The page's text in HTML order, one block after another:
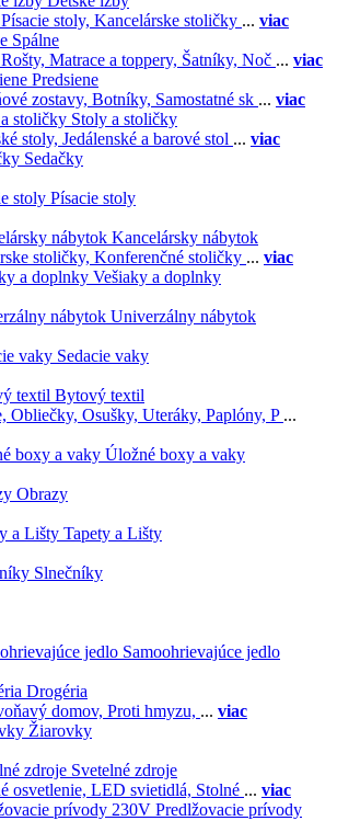
Písacie stoly, Kancelárske stoličky ... viac
Spálne
Rošty, Matrace a toppery, Šatníky, Noč ... viac
Predsiene
zostavy, Botníky, Samostatné sk ... viac
Stoly a stoličky
stoly, Jedálenské a barové stol ... viac
Sedačky
Písacie stoly
Kancelársky nábytok
stoličky, Konferenčné stoličky ... viac
Vešiaky a doplnky
Univerzálny nábytok
Sedacie vaky
Bytový textil
Obliečky, Osušky, Uteráky, Paplóny, P ...
Úložné boxy a vaky
Obrazy
Tapety a Lišty
Slnečníky
Samoohrievajúce jedlo
Drogéria
domov, Proti hmyzu, ... viac
Žiarovky
Svetelné zdroje
osvetlenie, LED svietidlá, Stolné ... viac
Predlžovacie prívody